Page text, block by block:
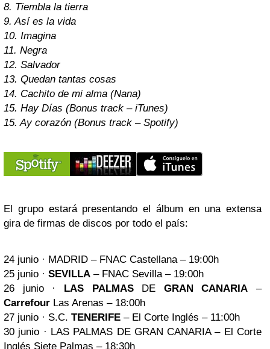
8. Tiembla la tierra
9. Así es la vida
10. Imagina
11. Negra
12. Salvador
13. Quedan tantas cosas
14. Cachito de mi alma (Nana)
15. Hay Días (Bonus track – iTunes)
15. Ay corazón (Bonus track – Spotify)
El grupo estará presentando el álbum en una extensa
gira de firmas de discos por todo el país:
24 junio · MADRID – FNAC Castellana – 19:00h
25 junio · SEVILLA – FNAC Sevilla – 19:00h
26 junio · LAS PALMASDE GRAN CANARIA –
Carrefour Las Arenas – 18:00h
27 junio · S.C. TENERIFE – El Corte Inglés – 11:00h
30 junio · LAS PALMAS DE GRAN CANARIA – El Corte
Inglés Siete Palmas – 18:30h